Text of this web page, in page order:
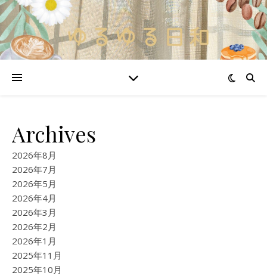
Archives
2026年8月
2026年7月
2026年5月
2026年4月
2026年3月
2026年2月
2026年1月
2025年11月
2025年10月